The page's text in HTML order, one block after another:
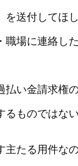
を送付してほ
職場に連絡し
払い金請求権
るものではな
たる用件な